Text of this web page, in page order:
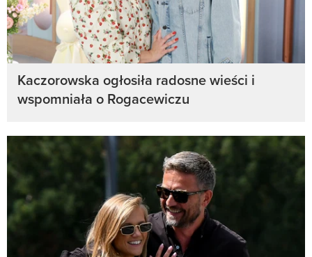
Kaczorowska ogłosiła radosne wieści i
wspomniała o Rogacewiczu